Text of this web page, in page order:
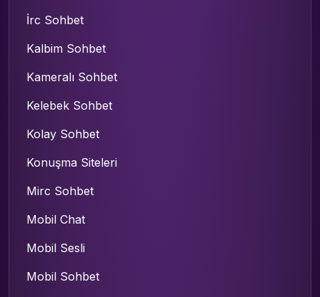
İrc Sohbet
Kalbim Sohbet
Kameralı Sohbet
Kelebek Sohbet
Kolay Sohbet
Konuşma Siteleri
Mirc Sohbet
Mobil Chat
Mobil Sesli
Mobil Sohbet